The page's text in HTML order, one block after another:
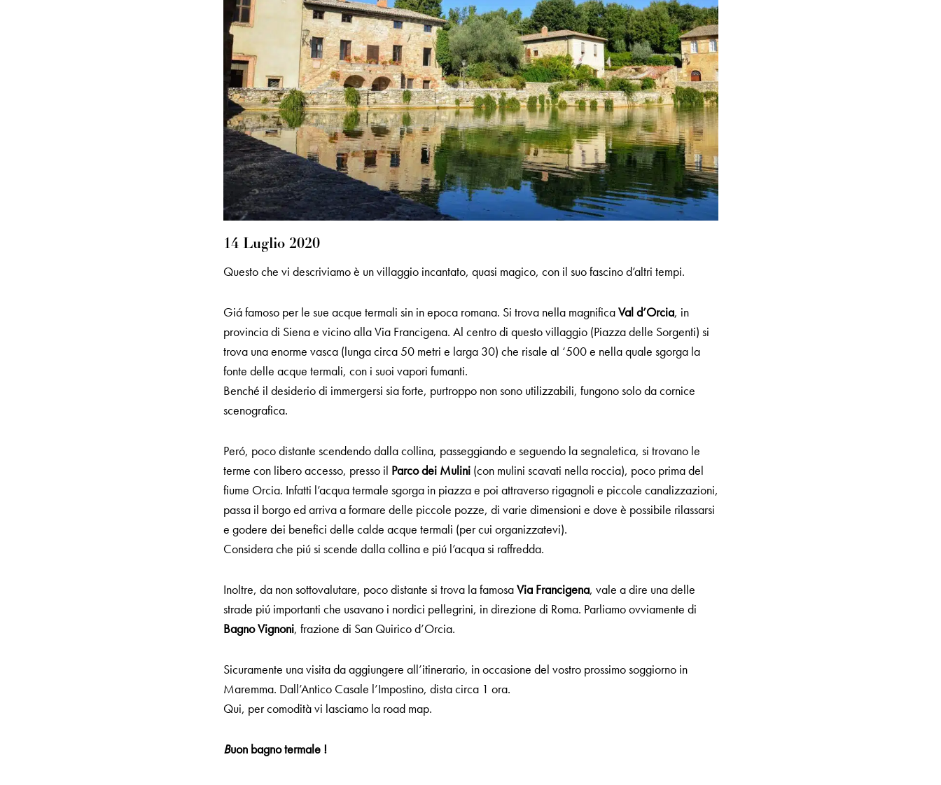
14 Luglio 2020
Questo che vi descriviamo è un villaggio incantato, quasi magico, con il suo fascino d’altri tempi.
Giá famoso per le sue acque termali sin in epoca romana. Si trova nella magnificaVal d’Orcia, in
provincia di Siena e vicino alla Via Francigena. Al centro di questo villaggio (Piazza delle Sorgenti) si
trova una enorme vasca (lunga circa 50 metri e larga 30) che risale al ‘500 e nella quale sgorga la
fonte delle acque termali, con i suoi vapori fumanti.
Benché il desiderio di immergersi sia forte, purtroppo non sono utilizzabili, fungono solo da cornice
scenografica.
Peró, poco distante scendendo dalla collina, passeggiando e seguendo la segnaletica, si trovano le
terme con libero accesso, presso il Parco dei Mulini(con mulini scavati nella roccia), poco prima del
fiume Orcia. Infatti l’acqua termale sgorga in piazza e poi attraverso rigagnoli e piccole canalizzazioni,
passa il borgo ed arriva a formare delle piccole pozze, di varie dimensioni e dove è possibile rilassarsi
e godere dei benefici delle calde acque termali (per cui organizzatevi).
Considera che piú si scende dalla collina e piú l’acqua si raffredda.
Inoltre, da non sottovalutare, poco distante si trova la famosaVia Francigena, vale a dire una delle
strade piú importanti che usavano i nordici pellegrini, in direzione di Roma. Parliamo ovviamente di
Bagno Vignoni, frazione di San Quirico d’Orcia.
Sicuramente una visita da aggiungere all’itinerario, in occasione del vostro prossimo soggiorno in
Maremma. Dall’Antico Casale l’Impostino, dista circa 1 ora.
Qui, per comodità vi lasciamo la road map.
Buon bagno termale !